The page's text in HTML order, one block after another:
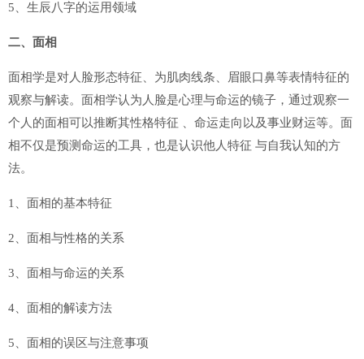
5、生辰八字的运用领域
二、面相
面相学是对人脸形态特征、为肌肉线条、眉眼口鼻等表情特征的
观察与解读。面相学认为人脸是心理与命运的镜子，通过观察一
个人的面相可以推断其性格特征 、命运走向以及事业财运等。面
相不仅是预测命运的工具，也是认识他人特征 与自我认知的方
法。
1、面相的基本特征
2、面相与性格的关系
3、面相与命运的关系
4、面相的解读方法
5、面相的误区与注意事项